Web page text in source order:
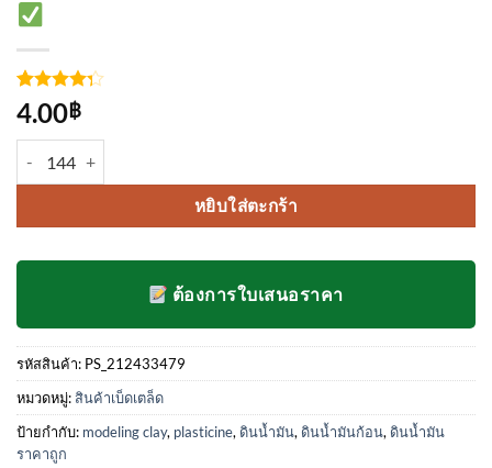
ให้
คะแนน
4.25จาก
5 คะแนน
เต็มบน
4
ของ
4.00฿
หยิบใส่ตะกร้า
ต้องการใบเสนอราคา
รหัสสินค้า: PS_212433479
หมวดหมู่: สินค้าเบ็ดเตล็ด
ป้ายกำกับ: modeling clay, plasticine, ดินน้ำมัน, ดินน้ำมันก้อน, ดินน้ำมัน
ราคาถูก